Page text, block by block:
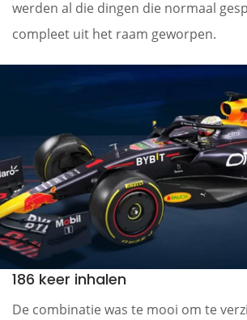
werden al die dingen die normaal
compleet uit het raam geworpen.
186 keer inhalen
De combinatie was te mooi om te